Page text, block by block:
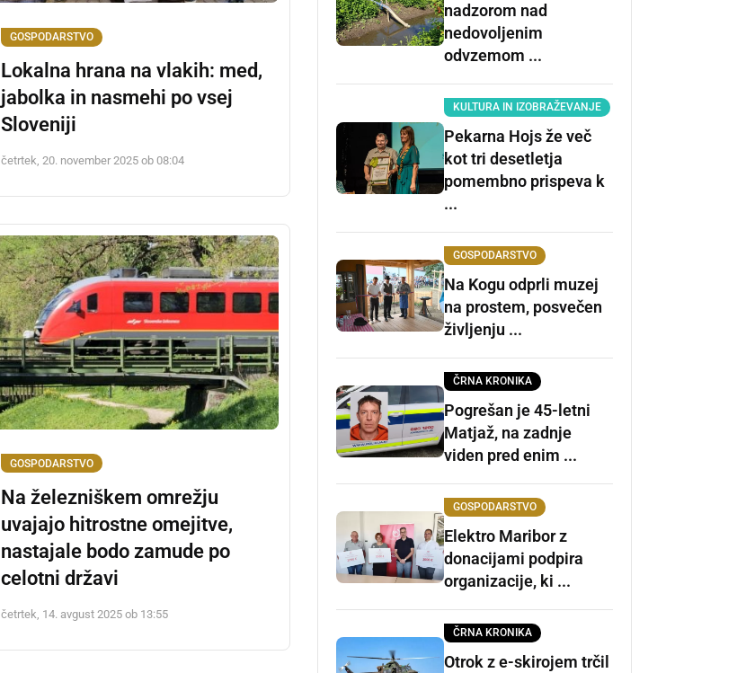
GOSPODARSTVO
Lokalna hrana na vlakih: med,
jabolka in nasmehi po vsej
Sloveniji
četrtek, 20. november 2025 ob 08:04
GOSPODARSTVO
Na železniškem omrežju
uvajajo hitrostne omejitve,
nastajale bodo zamude po
celotni državi
četrtek, 14. avgust 2025 ob 13:55
nadzorom nad
nedovoljenim
odvzemom ...
KULTURA IN IZOBRAŽEVANJE
Pekarna Hojs že več
kot tri desetletja
pomembno prispeva k
...
GOSPODARSTVO
Na Kogu odprli muzej
na prostem, posvečen
življenju ...
ČRNA KRONIKA
Pogrešan je 45-letni
Matjaž, na zadnje
viden pred enim ...
GOSPODARSTVO
Elektro Maribor z
donacijami podpira
organizacije, ki ...
ČRNA KRONIKA
Otrok z e-skirojem trčil